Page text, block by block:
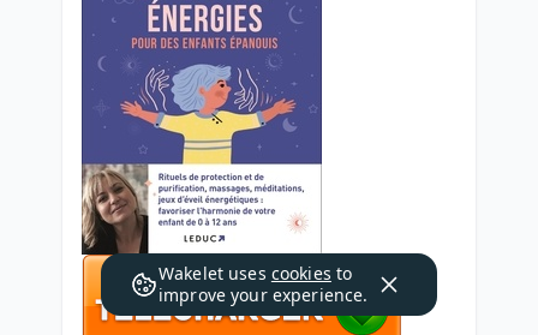
Wakelet uses cookies to
improve your experience.